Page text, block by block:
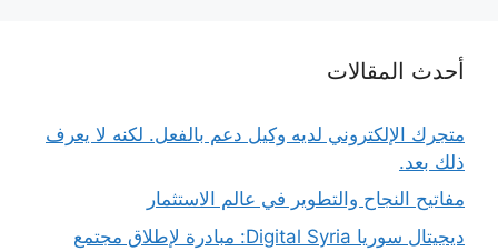
أحدث المقالات
متجرك الإلكتروني لديه وكيل دعم بالفعل. لكنه لا يعرف
ذلك بعد.
مفاتيح النجاح والتطوير في عالم الاستثمار
ديجيتال سوريا Digital Syria: مبادرة لإطلاق مجتمع